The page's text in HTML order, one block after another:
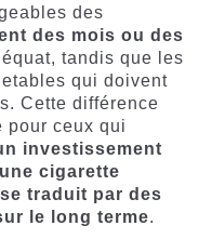
des
des mois ou des
tandis que les
qui doivent
Cette différence
pour ceux qui
investissement
cigarette
traduit par des
le long terme.